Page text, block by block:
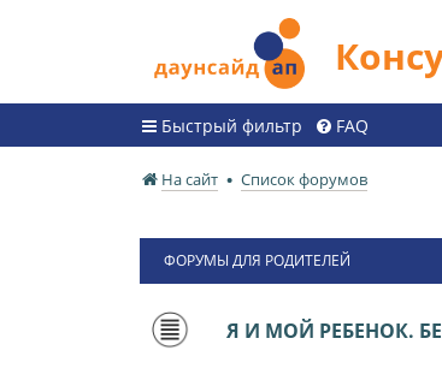
Быстрый фильтр FAQ
На сайт Список форумов
ФОРУМЫ ДЛЯ РОДИТЕЛЕЙ
Я И МОЙ РЕБЕНОК.